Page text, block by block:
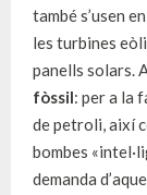
també s’usen
les turbines
panells solars.
fòssil: per a la
de petroli, així
bombes
demanda